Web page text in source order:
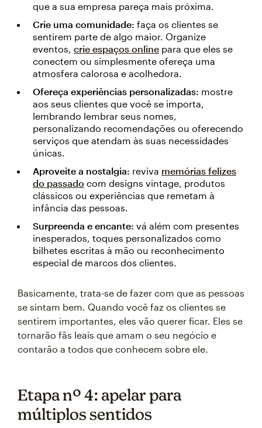
que a sua empresa pareça mais próxima.
Crie uma comunidade: faça os clientes se
sentirem parte de algo maior. Organize
eventos, crie espaços online para que eles se
conectem ou simplesmente ofereça uma
atmosfera calorosa e acolhedora.
Ofereça experiências personalizadas: mostre
aos seus clientes que você se importa,
lembrando lembrar seus nomes,
personalizando recomendações ou oferecendo
serviços que atendam às suas necessidades
únicas.
Aproveite a nostalgia: reviva memórias felizes
do passado com designs vintage, produtos
clássicos ou experiências que remetam à
infância das pessoas.
Surpreenda e encante: vá além com presentes
inesperados, toques personalizados como
bilhetes escritas à mão ou reconhecimento
especial de marcos dos clientes.
Basicamente, trata-se de fazer com que as pessoas
se sintam bem. Quando você faz os clientes se
sentirem importantes, eles vão querer ficar. Eles se
tornarão fãs leais que amam o seu negócio e
contarão a todos que conhecem sobre ele.
Etapa nº 4: apelar para
múltiplos sentidos